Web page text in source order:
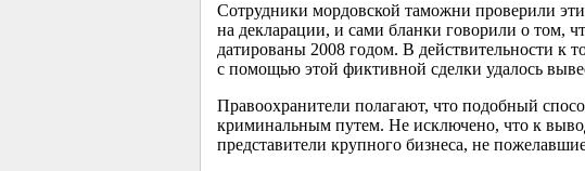
Сотрудники мордовской таможни проверили
на декларации, и сами бланки говорили о
датированы 2008 годом. В действительности к
с помощью этой фиктивной сделки удалось
Правоохранители полагают, что подобный
криминальным путем. Не исключено, что к
представители крупного бизнеса, не